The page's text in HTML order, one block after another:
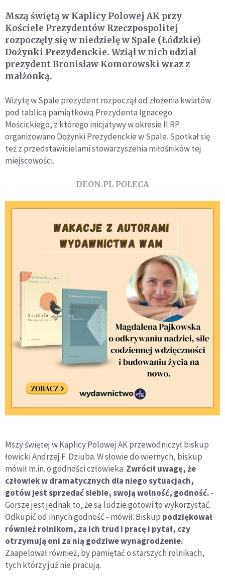
Mszą świętą w Kaplicy Polowej AK przy
Kościele Prezydentów Rzeczpospolitej
rozpoczęły się w niedzielę w Spale (Łódzkie)
Dożynki Prezydenckie. Wziął w nich udział
prezydent Bronisław Komorowski wraz z
małżonką.
Wizytę w Spale prezydent rozpoczął od złożenia kwiatów
pod tablicą pamiątkową Prezydenta Ignacego
Mościckiego, z którego inicjatywy w okresie II RP
organizowano Dożynki Prezydenckie w Spale. Spotkał się
też z przedstawicielami stowarzyszenia miłośników tej
miejscowości.
DEON.PL POLECA
Mszy świętej w Kaplicy Polowej AK przewodniczył biskup
łowicki Andrzej F. Dziuba. W słowie do wiernych, biskup
mówił m.in. o godności człowieka. Zwrócił uwagę, że
człowiek w dramatycznych dla niego sytuacjach,
gotów jest sprzedać siebie, swoją wolność, godność. -
Gorsze jest jednak to, że są ludzie gotowi to wykorzystać.
Odkupić od innych godność - mówił. Biskup podziękował
również rolnikom, za ich trud i pracę i pytał, czy
otrzymują oni za nią godziwe wynagrodzenie.
Zaapelował również, by pamiętać o starszych rolnikach,
tych którzy już nie pracują.